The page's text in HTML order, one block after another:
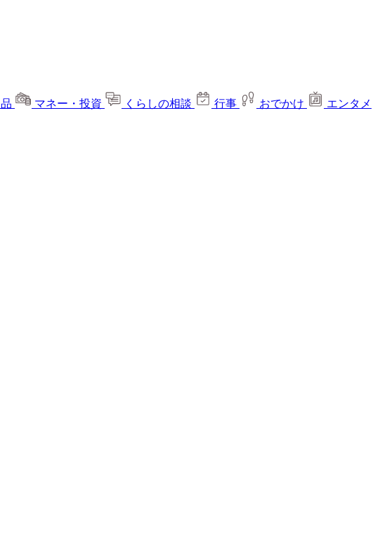
マネー・投資 くらしの相談 行事 おでかけ
エンタメ